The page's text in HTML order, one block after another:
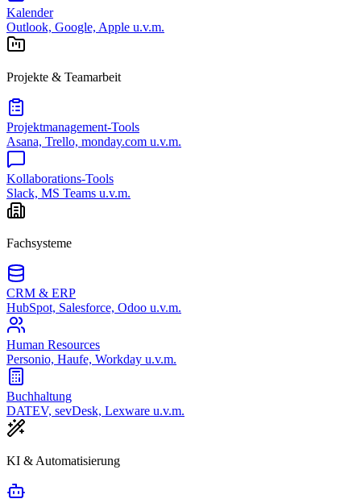
Kalender
Outlook, Google, Apple u.v.m.
Projekte & Teamarbeit
Projektmanagement-Tools
Asana, Trello, monday.com u.v.m.
Kollaborations-Tools
Slack, MS Teams u.v.m.
Fachsysteme
CRM & ERP
HubSpot, Salesforce, Odoo u.v.m.
Human Resources
Personio, Haufe, Workday u.v.m.
Buchhaltung
DATEV, sevDesk, Lexware u.v.m.
KI & Automatisierung